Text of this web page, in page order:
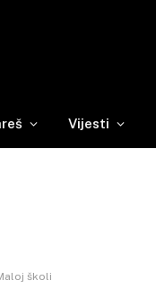
Vijesti
školi